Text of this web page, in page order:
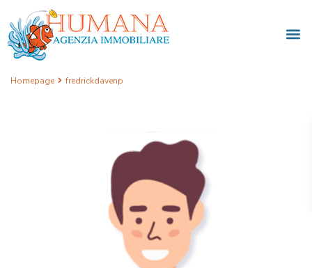
Homepage fredrickdavenp